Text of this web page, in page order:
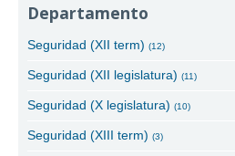
Departamento
Seguridad (XII term)(12)
Seguridad (XII legislatura)(11)
Seguridad (X legislatura)(10)
Seguridad (XIII term)(3)